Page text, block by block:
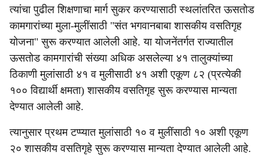
त्यांचा पुढील शिक्षणाचा मार्ग सुकर करण्यासाठी स्थलांतरित ऊसतोड
कामगारांच्या मुला-मुलींसाठी "संत भगवानबाबा शासकीय वसतिगृह
योजना" सुरू करण्यात आलेली आहे. या योजनेंतर्गत राज्यातील
ऊसतोड कामगारांची संख्या अधिक असलेल्या ४१ तालुक्यांच्या
ठिकाणी मुलांसाठी ४१ व मुलीसाठी ४१ अशी एकूण ८२ (प्रत्येकी
१०० विद्यार्थी क्षमता) शासकीय वसतिगृह सुरू करण्यास मान्यता
देण्यात आलेली आहे.
त्यानुसार प्रथम टप्प्यात मुलांसाठी १० व मुलींसाठी १० अशी एकूण
२० शासकीय वसतिगृहे सुरू करण्यास मान्यता देण्यात आलेली आहे.